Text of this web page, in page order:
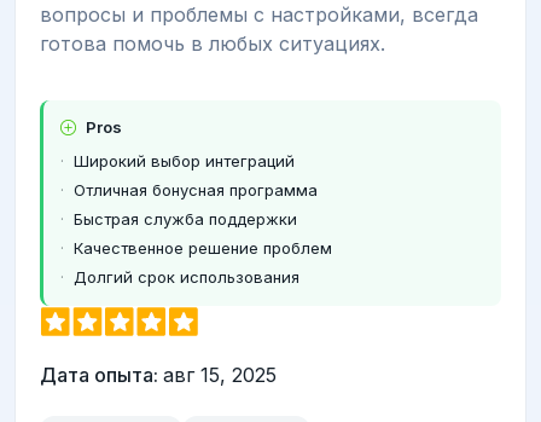
вопросы и проблемы с настройками, всегда
готова помочь в любых ситуациях.
Pros
Широкий выбор интеграций
Отличная бонусная программа
Быстрая служба поддержки
Качественное решение проблем
Долгий срок использования
Дата опыта: авг 15, 2025